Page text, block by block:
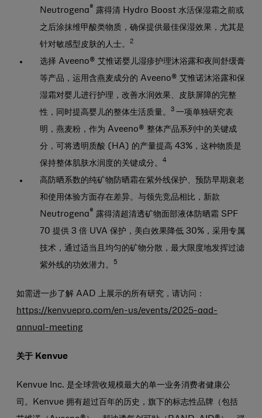
Neutrogena ® 露得清 Hydro Boost 水活保湿霜之前或
之后涂抹维甲酸类物质，确保提供最佳保湿效果，尤其是
针对敏感型皮肤的人士。 2
选择 Aveeno® 艾惟诺婴儿湿疹护理沐浴露和夜间舒缓膏
等产品，运用含燕麦成分的 Aveeno® 艾惟诺沐浴露和保
湿霜对婴儿进行护理，改善水润效果、皮肤屏障的完整
性，同时提高婴儿的整体生活质量。 3 一项单独研究表
明，燕麦粉，作为 Aveeno® 整体产品系列中的关键成
分，可将透明质酸 (HA) 的产量提高 43%，这种物质是
保持整体肌肤水润度的关键成分。 4
高防晒系数的纯矿物防晒霜在紫外线保护、预防早期衰老
和使用体验方面存在差异。与领先竞品相比，新款
Neutrogena ® 露得清超清透矿物面部液体防晒霜 SPF
70 提供 3 倍 UVA 保护，美白效果降低 30%，采用专属
技术，通过适当且均匀的矿物分散，最大限度地发挥过滤
紫外线的功效潜力。 5
如需进一步了解 AAD 上展示的所有研究，请访问：
https://kenvuepro.com/en-us/events/2025-aad-
annual-meeting
关于 Kenvue
Kenvue Inc. 是全球营收规模最大的单一业务消费者健康公
司。Kenvue 拥有超过百年的历史，旗下的标志性品牌（包括